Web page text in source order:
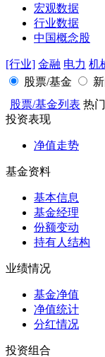
宏观数据
行业数据
中国概念股
[行业] 金融 电力 机
股票/基金
股票/基金列表 热门
投资表现
净值走势
基金资料
基本信息
基金经理
份额变动
持有人结构
业绩情况
基金净值
净值统计
分红情况
投资组合